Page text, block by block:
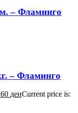
– Фламинго
– Фламинго
денCurrent price is: